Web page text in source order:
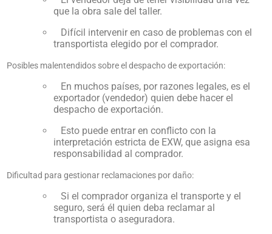
que la obra sale del taller.
Difícil intervenir en caso de problemas con el
transportista elegido por el comprador.
Posibles malentendidos sobre el despacho de exportación:
En muchos países, por razones legales, es el
exportador (vendedor) quien debe hacer el
despacho de exportación.
Esto puede entrar en conflicto con la
interpretación estricta de EXW, que asigna esa
responsabilidad al comprador.
Dificultad para gestionar reclamaciones por daño:
Si el comprador organiza el transporte y el
seguro, será él quien deba reclamar al
transportista o aseguradora.